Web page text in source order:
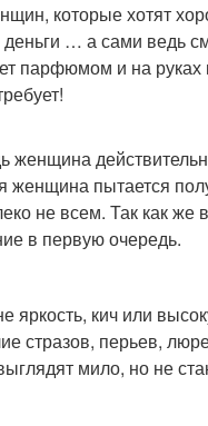
которые хотят
… а сами ведь
парфюмом и на
женщина
женщина пытается
не всем. Так как
в первую очередь.
яркость, кич или
стразов, перьев,
мило, но не